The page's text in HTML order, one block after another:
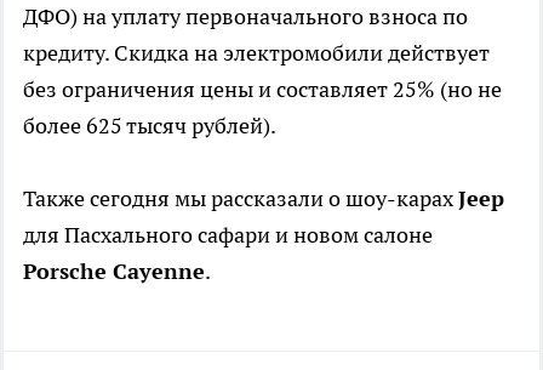
ДФО) на уплату первоначального взноса по
кредиту. Скидка на электромобили действует
без ограничения цены и составляет 25% (но не
более 625 тысяч рублей).
Также сегодня мы рассказали о шоу-карахJeep
для Пасхального сафари и новом салоне
Porsche Cayenne.